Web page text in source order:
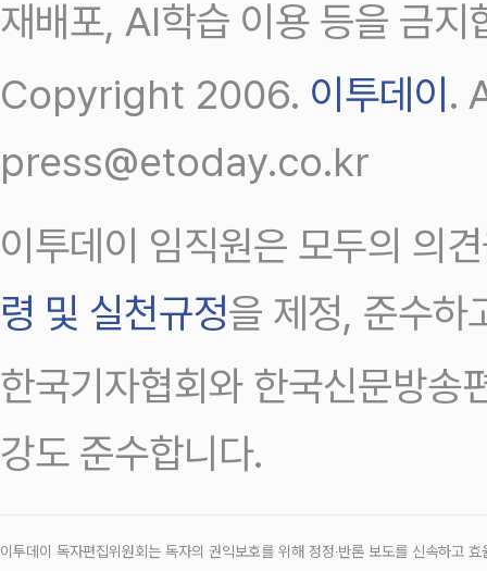
재배포, AI학습 이용 등을 금지
Copyright 2006. 이투데이.
press@etoday.co.kr
이투데이 임직원은 모두의 의
령 및 실천규정을 제정, 준수하
한국기자협회와 한국신문방송
강도 준수합니다.
이투데이 독자편집위원회는 독자의 권익보호를 위해 정정‧반론 보도를 신속하고